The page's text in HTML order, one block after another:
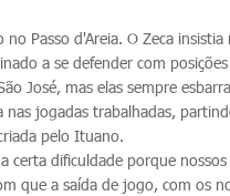
Passo d'Areia. O Zeca
a se defender com
José, mas elas sempre
nas jogadas trabalhadas,
pelo Ituano.
certa dificuldade porque
que a saída de jogo, com os